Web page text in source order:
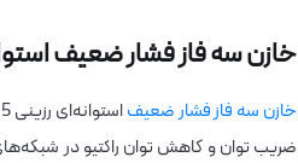
خازن سه فاز فشار ضعیف استوانه ای رزینی 2.5 کیلووار 440
خازن سه فاز فشار ضعیف
ضریب توان و کاهش توان راکتیو در